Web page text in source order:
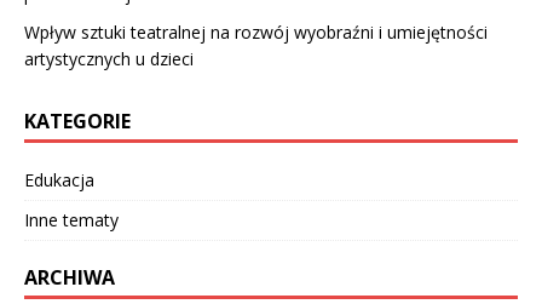
Wpływ sztuki teatralnej na rozwój wyobraźni i umiejętności
artystycznych u dzieci
KATEGORIE
Edukacja
Inne tematy
ARCHIWA